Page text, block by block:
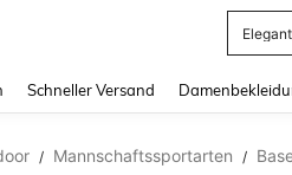
Schneller Versand
/ Mannschaftssportarten /